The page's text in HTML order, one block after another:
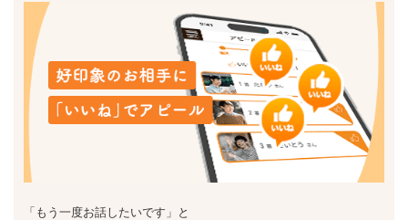
「もう一度お話したいです」と